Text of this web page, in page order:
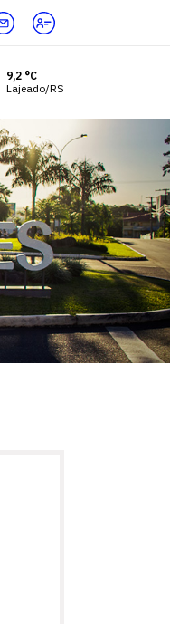
9,2 °C
Lajeado/RS